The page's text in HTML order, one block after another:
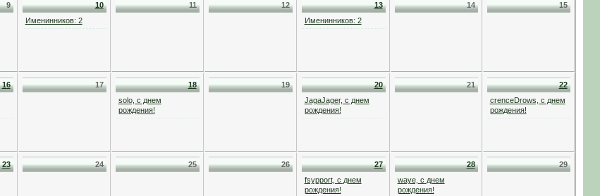
9
10
Именинников: 2
11 12
13
Именинников: 2
14 15
16
17
18
solo, с днем
рождения!
19
20
JagaJager, с днем
рождения!
21
22
crenceDrows, с днем
рождения!
23
24 25 26
27
fsypport, с днем
рождения!
28
waye, с днем
рождения!
29